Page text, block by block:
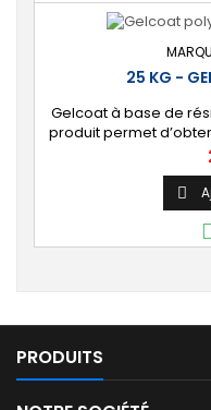
25 KG -
Gelcoat à base de
produit permet
tout projet de
moule : élément
panneau plat,
🔝 [Finition de
de


PRODUITS